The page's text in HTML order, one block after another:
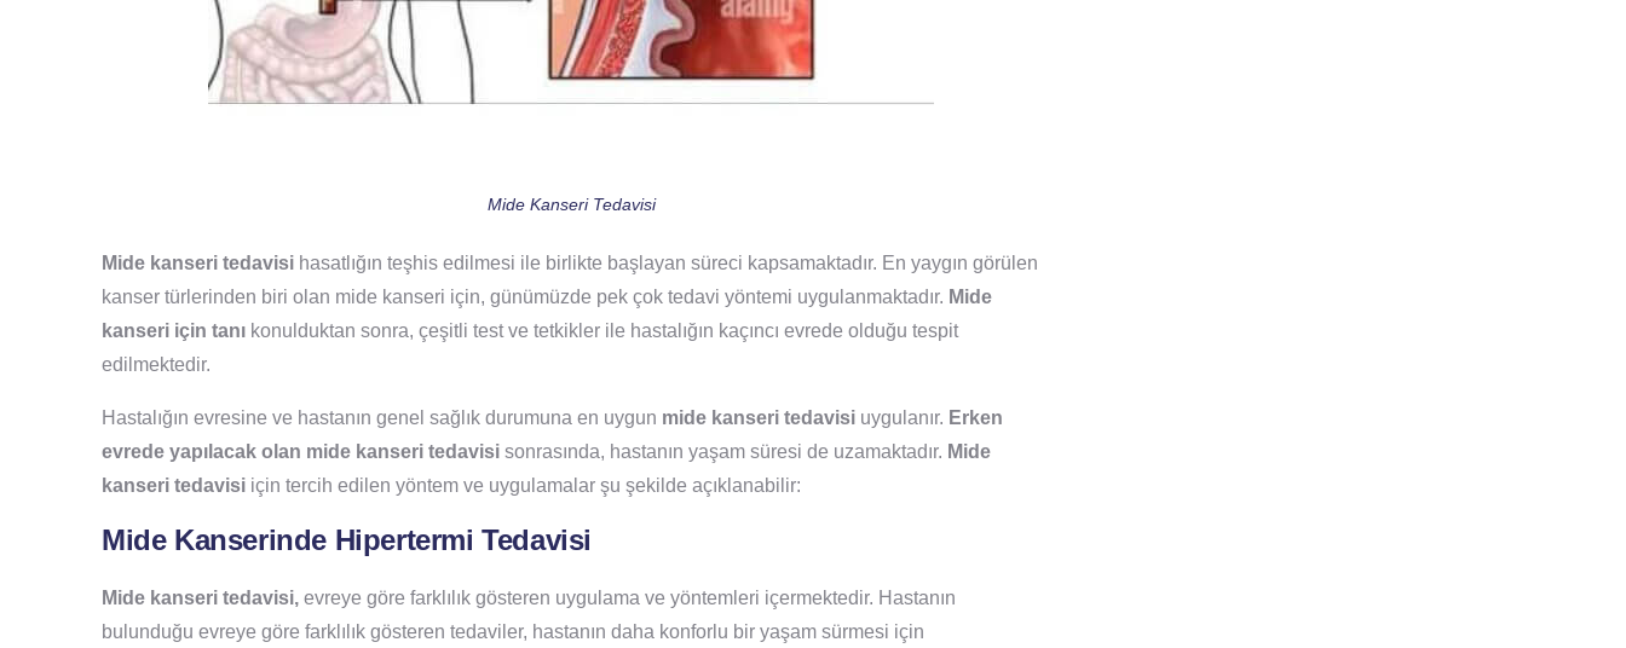
Mide Kanseri Tedavisi
Mide kanseri tedavisi hasatlığın teşhis edilmesi ile birlikte başlayan süreci kapsamaktadır. En yaygın görülen
kanser türlerinden biri olan mide kanseri için, günümüzde pek çok tedavi yöntemi uygulanmaktadır. Mide
kanseri için tanı konulduktan sonra, çeşitli test ve tetkikler ile hastalığın kaçıncı evrede olduğu tespit
edilmektedir.
Hastalığın evresine ve hastanın genel sağlık durumuna en uygun mide kanseri tedavisi uygulanır. Erken
evrede yapılacak olan mide kanseri tedavisi sonrasında, hastanın yaşam süresi de uzamaktadır. Mide
kanseri tedavisi için tercih edilen yöntem ve uygulamalar şu şekilde açıklanabilir:
Mide Kanserinde Hipertermi Tedavisi
Mide kanseri tedavisi, evreye göre farklılık gösteren uygulama ve yöntemleri içermektedir. Hastanın
bulunduğu evreye göre farklılık gösteren tedaviler, hastanın daha konforlu bir yaşam sürmesi için